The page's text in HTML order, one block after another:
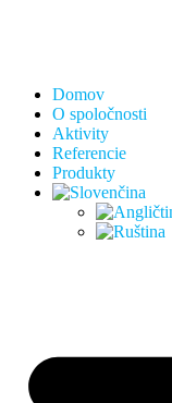
Domov
O spoločnosti
Aktivity
Referencie
Produkty